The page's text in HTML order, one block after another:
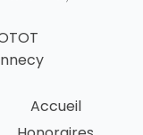
Accueil